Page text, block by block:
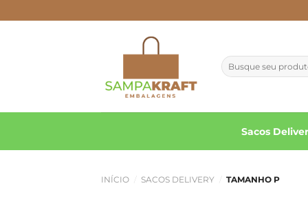
to
Pesquisar
por:
Sacos
INÍCIO SACOS DELIVERY TAMANHO P